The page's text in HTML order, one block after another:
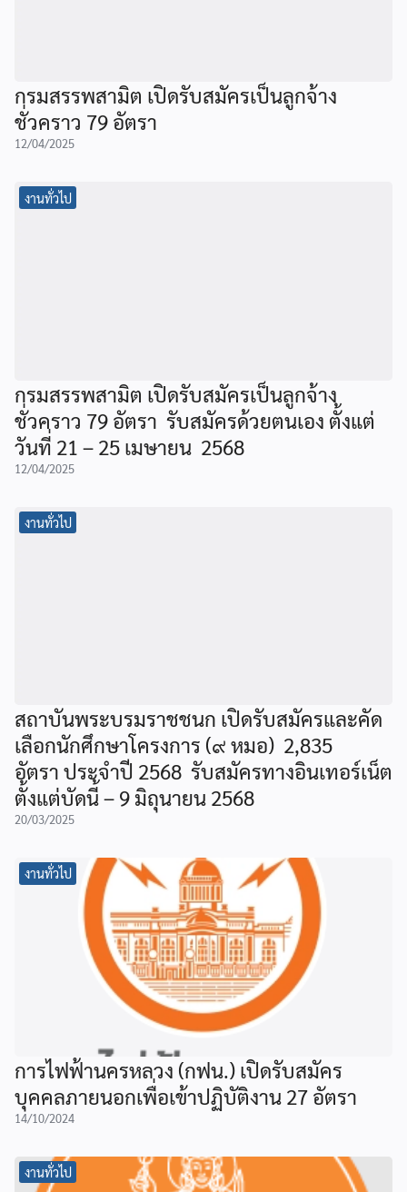
กรมสรรพสามิต เปิดรับสมัครเป็นลูกจ้าง
ชั่วคราว 79 อัตรา
12/04/2025
งานทั่วไป
กรมสรรพสามิต เปิดรับสมัครเป็นลูกจ้าง
ชั่วคราว 79 อัตรา รับสมัครด้วยตนเอง ตั้งแต่
วันที่ 21 – 25 เมษายน 2568
12/04/2025
งานทั่วไป
สถาบันพระบรมราชชนก เปิดรับสมัครและคัด
เลือกนักศึกษาโครงการ (๙ หมอ) 2,835
อัตรา ประจำปี 2568 รับสมัครทางอินเทอร์เน็ต
ตั้งแต่บัดนี้ – 9 มิถุนายน 2568
20/03/2025
งานทั่วไป
การไฟฟ้านครหลวง (กฟน.) เปิดรับสมัคร
บุคคลภายนอกเพื่อเข้าปฏิบัติงาน 27 อัตรา
14/10/2024
งานทั่วไป